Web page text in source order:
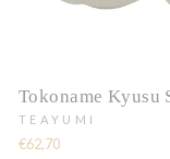
Tokoname Kyusu
TEAYUMI
€62,70